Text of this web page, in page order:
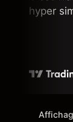
hyper